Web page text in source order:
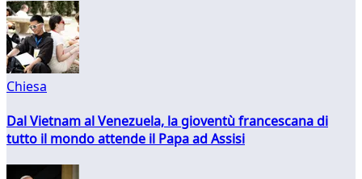
Chiesa
Dal Vietnam al Venezuela, la gioventù francescana di
tutto il mondo attende il Papa ad Assisi